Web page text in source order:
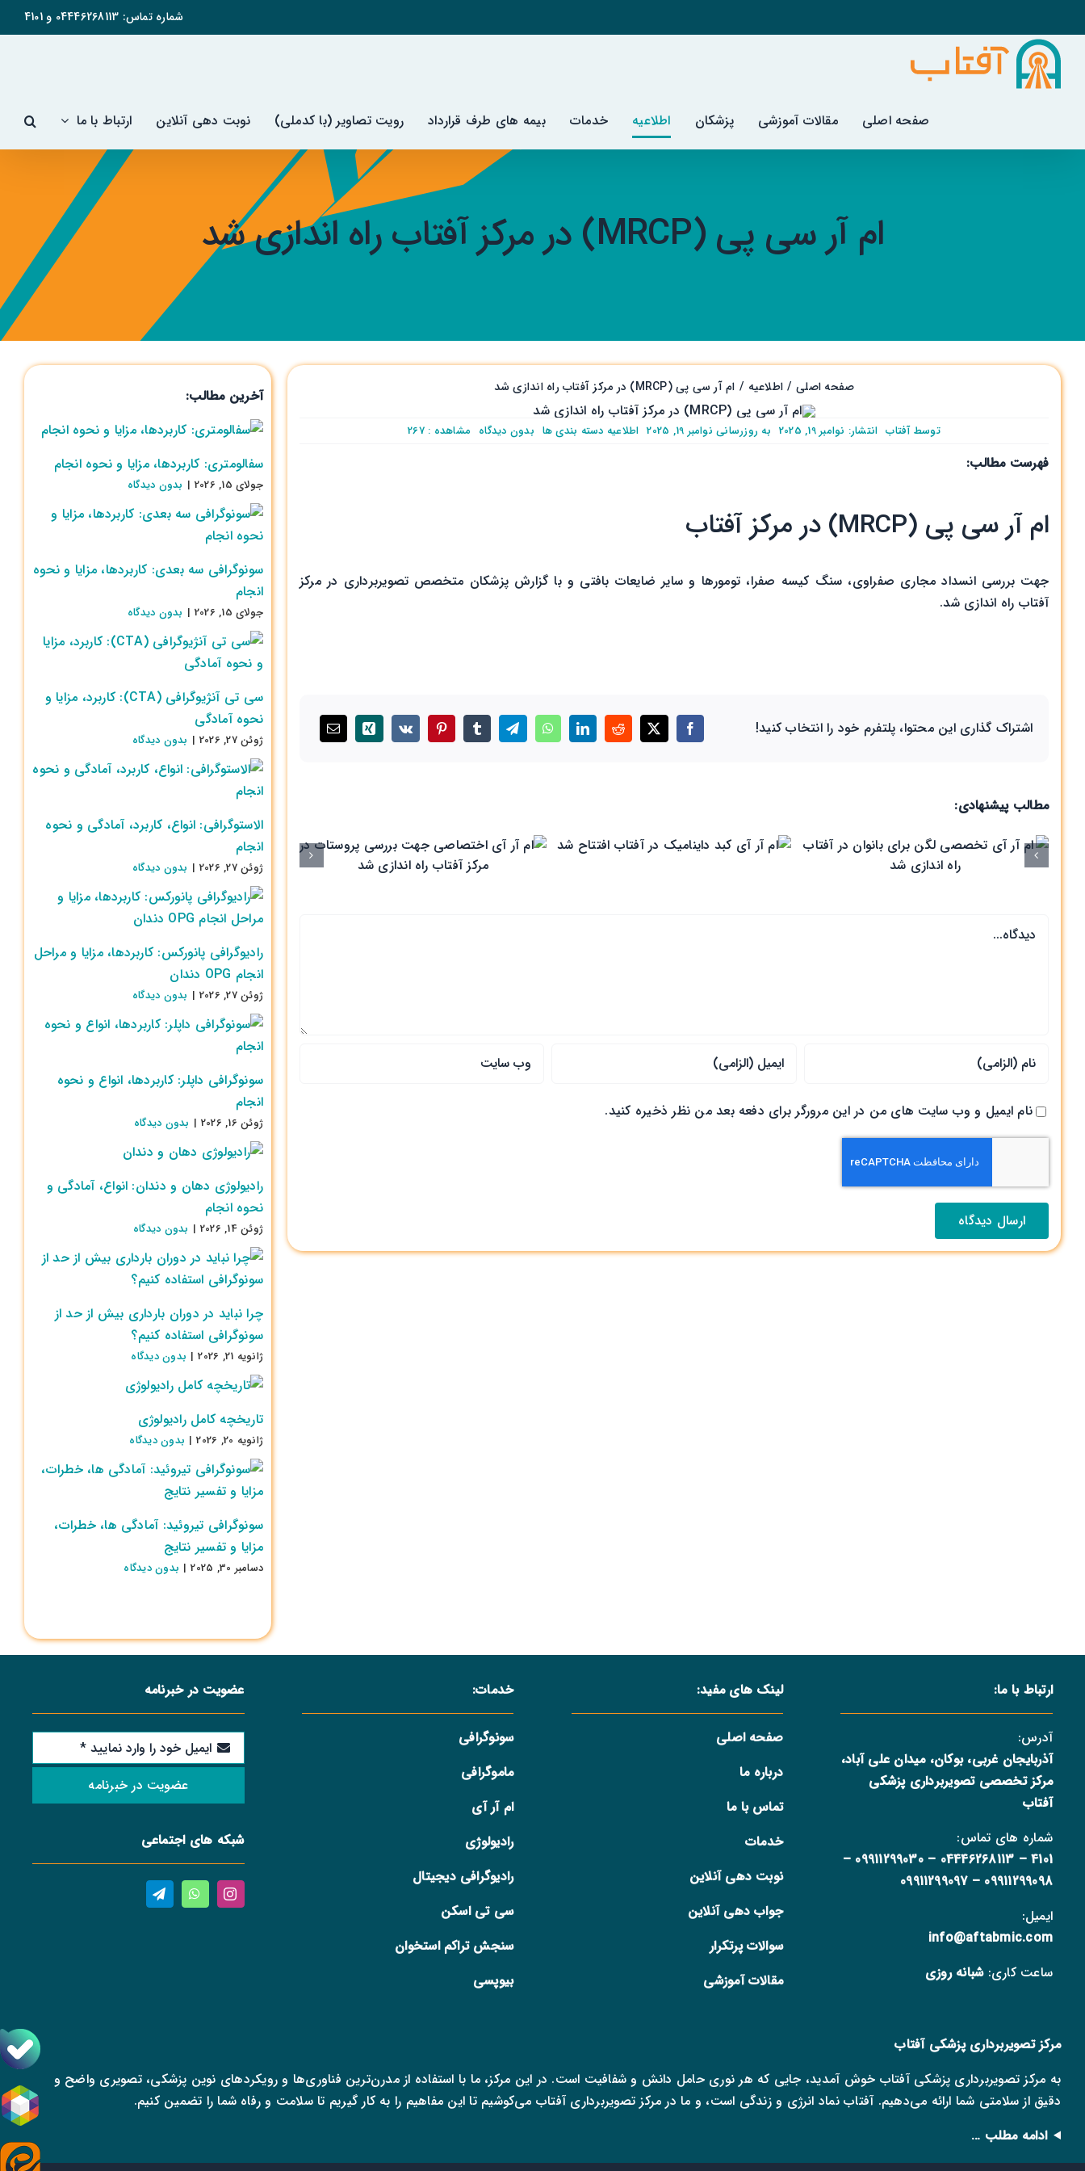
به
محتوا
شماره تماس: 04446268113 و4101
صفحه اصلی مقالات آموزشی پزشکان اطلاعیه خدمات بیمه های طرف قرارداد رویت تصاویر (با کدملی) نوبت دهی آنلاین ارتباط با ما
ام آر سی پی (MRCP) در مرکز آفتاب راه اندازی شد
صفحه اصلی اطلاعیه ام آر سی پی (MRCP) در مرکز آفتاب راه اندازی شد
توسطآفتاب انتشار: نوامبر 19, 2025 به روزرسانی نوامبر 19, 2025 اطلاعیه دسته بندی ها بدون ديدگاهon
راه
مشاهده : 267
فهرست مطالب:
ام آر سی پی (MRCP) در مرکز آفتاب
جهت بررسی انسداد مجاری صفراوی، سنگ کیسه صفرا، تومورها و سایر ضایعات بافتی و با گزارش پزشکان متخصص تصویربرداری در مرکز
آفتاب راه اندازی شد.
اشتراک گذاری این محتوا، پلتفرم خود را انتخاب کنید!
مطالب پیشنهادی:
ام آر آی تخصصی لگن برای ام آر آی کبد داینامیک در
آفتاب افتتاح شد
ام آر آی اختصاصی جهت
بررسی پروستات در مرکز
آفتاب راه اندازی شد
دیدگاه
نام ایمیل و وب سایت های من در این مرورگر برای دفعه بعد من نظر ذخیره کنید.
آخرین مطالب:
سفالومتری: کاربردها، مزایا و نحوه انجام
جولای 15, 2026 | بدون ديدگاه
سونوگرافی سه بعدی: کاربردها، مزایا و نحوه
انجام
جولای 15, 2026 | بدون ديدگاه
سی تی آنژیوگرافی (CTA): کاربرد، مزایا و
نحوه آمادگی
ژوئن 27, 2026 | بدون ديدگاه
الاستوگرافی: انواع، کاربرد، آمادگی و نحوه
انجام
ژوئن 27, 2026 | بدون ديدگاه
رادیوگرافی پانورکس: کاربردها، مزایا و مراحل
انجام OPG دندان
ژوئن 27, 2026 | بدون ديدگاه
سونوگرافی داپلر: کاربردها، انواع و نحوه
انجام
ژوئن 16, 2026 | بدون ديدگاه
رادیولوژی دهان و دندان: انواع، آمادگی و
نحوه انجام
ژوئن 14, 2026 | بدون ديدگاه
چرا نباید در دوران بارداری بیش از حد از
سونوگرافی استفاده کنیم؟
ژانویه 21, 2026 | بدون ديدگاه
تاریخچه کامل رادیولوژی
ژانویه 20, 2026 | بدون ديدگاه
سونوگرافی تیروئید: آمادگی ها، خطرات،
مزایا و تفسیر نتایج
دسامبر 30, 2025 | بدون ديدگاه
ارتباط با ما:
آدرس:
آذربایجان غربی، بوکان، میدان علی آباد،
مرکز تخصصی تصویربرداری پزشکی
آفتاب
شماره های تماس:
4101
–
04446268113
–
09911299030
–
09911299098
–
09911299097
ایمیل:
info@aftabmic.com
ساعت کاری:شبانه روزی
لینک های مفید:
صفحه اصلی
درباره ما
تماس با ما
خدمات
نوبت دهی آنلاین
جواب دهی آنلاین
سوالات پرتکرار
مقالات آموزشی
خدمات:
سونوگرافی
ماموگرافی
ام آر آی
رادیولوژی
رادیوگرافی دیجیتال
سی تی اسکن
سنجش تراکم استخوان
بیوپسی
عضویت در خبرنامه
عضویت در خبرنامه
شبکه های اجتماعی
مرکز تصویربرداری پزشکی آفتاب
به مرکز تصویربرداری پزشکی آفتاب خوش آمدید، جایی که هر نوری حامل دانش و شفافیت است. در این مرکز، ما با استفاده از مدرن‌ترین فناوری‌ها و رویکردهای نوین پزشکی، تصویری واضح و
دقیق از سلامتی شما ارائه می‌دهیم. آفتاب نماد انرژی و زندگی است، و ما در مرکز تصویربرداری آفتاب می‌کوشیم تا این مفاهیم را به کار گیریم تا سلامت و رفاه شما را تضمین کنیم.
ادامه مطلب …